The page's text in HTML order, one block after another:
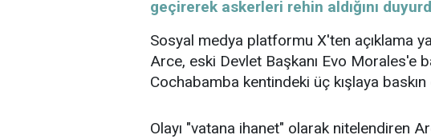
geçirerek askerleri rehin aldığını
Sosyal medya platformu X'ten açıklama
Arce, eski Devlet Başkanı Evo Morales'e
Cochabamba kentindeki üç kışlaya
Olayı "vatana ihanet" olarak nitelendiren